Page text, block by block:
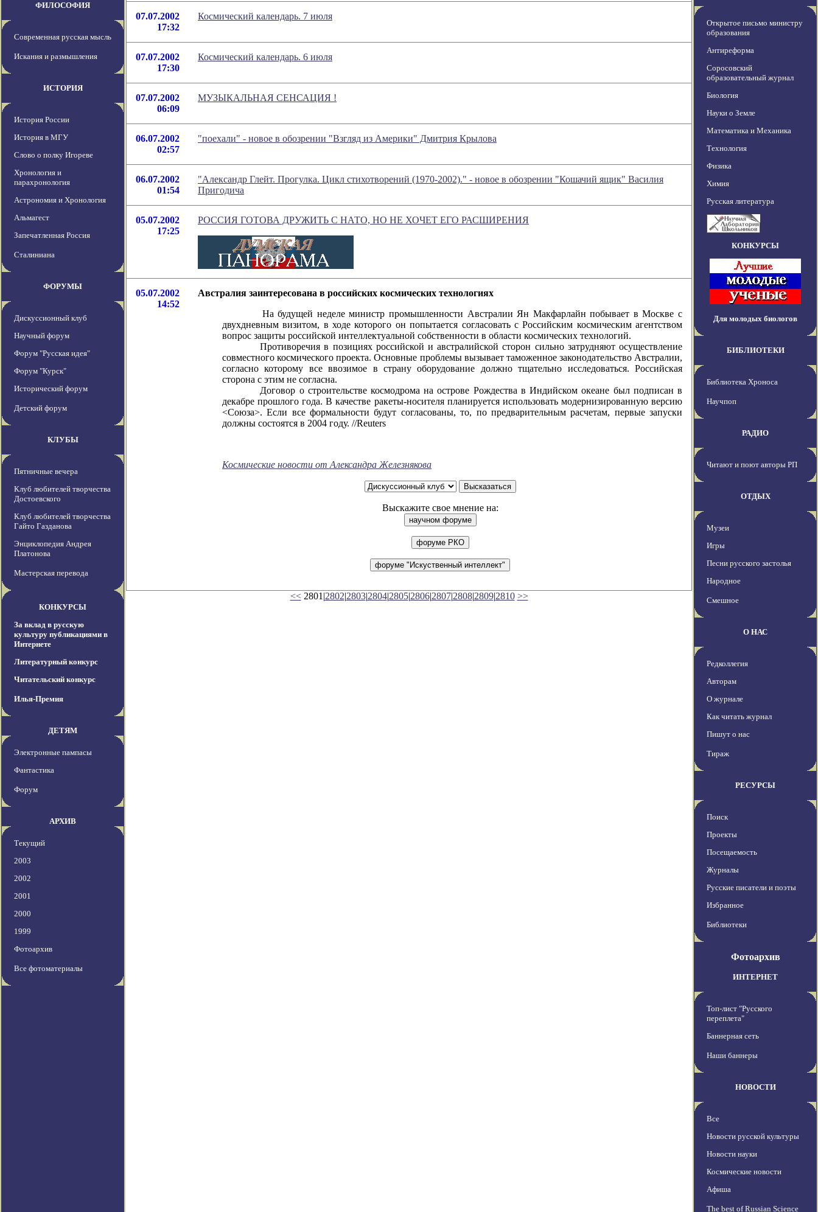
ФИЛОСОФИЯ
Современная русская мысль
Искания и размышления
ИСТОРИЯ
История России
История в МГУ
Слово о полку Игореве
Хронология и
парахронология
Астрономия и Хронология
Альмагест
Запечатленная Россия
Сталиниана
ФОРУМЫ
Дискуссионный клуб
Научный форум
Форум "Русская идея"
Форум "Курск"
Исторический форум
Детский форум
КЛУБЫ
Пятничные вечера
Клуб любителей творчества
Достоевского
Клуб любителей творчества
Гайто Газданова
Энциклопедия Андрея
Платонова
Мастерская перевода
КОНКУРСЫ
За вклад в русскую
культуру публикациями в
Интернете
Литературный конкурс
Читательский конкурс
Илья-Премия
ДЕТЯМ
Электронные пампасы
Фантастика
Форум
АРХИВ
Текущий
2003
2002
2001
2000
1999
Фотоархив
Все фотоматериалы
07.07.2002
17:32
Космический календарь. 7 июля
07.07.2002
17:30
Космический календарь. 6 июля
07.07.2002
06:09
МУЗЫКАЛЬНАЯ СЕНСАЦИЯ !
06.07.2002
02:57
"поехали" - новое в обозрении "Взгляд из Америки" Дмитрия Крылова
06.07.2002
01:54
"Александр Глейт. Прогулка. Цикл стихотворений (1970-2002)." - новое в обозрении "Кошачий ящик" Василия
Пригодича
05.07.2002
17:25
РОССИЯ ГОТОВА ДРУЖИТЬ С НАТО, НО НЕ ХОЧЕТ ЕГО РАСШИРЕНИЯ
05.07.2002
14:52
Австралия заинтересована в российских космических технологиях
На будущей неделе министр промышленности Австралии Ян Макфарлайн побывает в Москве с
двухдневным визитом, в ходе которого он попытается согласовать с Российским космическим агентством
вопрос защиты российской интеллектуальной собственности в области космических технологий.
Противоречия в позициях российской и австралийской сторон сильно затрудняют осуществление
совместного космического проекта. Основные проблемы вызывает таможенное законодательство Австралии,
согласно которому все ввозимое в страну оборудование должно тщательно исследоваться. Российская
сторона с этим не согласна.
Договор о строительстве космодрома на острове Рождества в Индийском океане был подписан в
декабре прошлого года. В качестве ракеты-носителя планируется использовать модернизированную версию
<Союза>. Если все формальности будут согласованы, то, по предварительным расчетам, первые запуски
должны состоятся в 2004 году. //Reuters
Космические новости от Александра Железнякова
Выскажите свое мнение на:
<<2801|2802|2803|2804|2805|2806|2807|2808|2809|2810 >>
Открытое письмо министру
образования
Антиреформа
Соросовский
образовательный журнал
Биология
Науки о Земле
Математика и Механика
Технология
Физика
Химия
Русская литература
КОНКУРСЫ
Для молодых биологов
БИБЛИОТЕКИ
Библиотека Хроноса
Научпоп
РАДИО
Читают и поют авторы РП
ОТДЫХ
Музеи
Игры
Песни русского застолья
Народное
Смешное
О НАС
Редколлегия
Авторам
О журнале
Как читать журнал
Пишут о нас
Тираж
РЕСУРСЫ
Поиск
Проекты
Посещаемость
Журналы
Русские писатели и поэты
Избранное
Библиотеки
Фотоархив
ИНТЕРНЕТ
Топ-лист "Русского
переплета"
Баннерная сеть
Наши баннеры
НОВОСТИ
Все
Новости русской культуры
Новости науки
Космические новости
Афиша
The best of Russian Science